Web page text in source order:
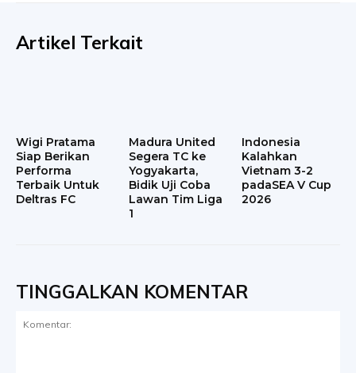
Artikel Terkait
Wigi Pratama
Siap Berikan
Performa
Terbaik Untuk
Deltras FC
Madura United
Segera TC ke
Yogyakarta,
Bidik Uji Coba
Lawan Tim Liga
1
Indonesia
Kalahkan
Vietnam 3-2
padaSEA V Cup
2026
TINGGALKAN KOMENTAR